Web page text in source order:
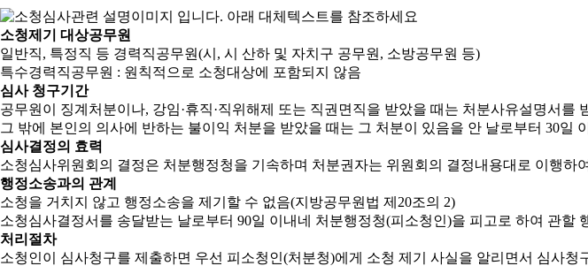
소청제기 대상공무원
일반직, 특정직 등 경력직공무원(시, 시 산하 및 자치구 공무원, 소방공무원 등)
특수경력직공무원 : 원칙적으로 소청대상에 포함되지 않음
심사 청구기간
공무원이 징계처분이나, 강임·휴직·직위해제 또는 직권면직을 받았을 때는 처분사유설명서를
그 밖에 본인의 의사에 반하는 불이익 처분을 받았을 때는 그 처분이 있음을 안 날로부터 30일
심사결정의 효력
소청심사위원회의 결정은 처분행정청을 기속하며 처분권자는 위원회의 결정내용대로 이행하
행정소송과의 관계
소청을 거치지 않고 행정소송을 제기할 수 없음(지방공무원법 제20조의 2)
소청심사결정서를 송달받는 날로부터 90일 이내네 처분행정청(피소청인)을 피고로 하여 관할
처리절차
소청인이 심사청구를 제출하면 우선 피소청인(처분청)에게 소청 제기 사실을 알리면서 심사